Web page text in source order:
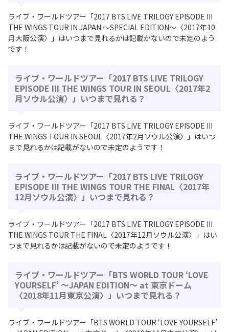
ライブ・ワールドツアー「2017 BTS LIVE TRILOGY EPISODE III
THE WINGS TOUR IN JAPAN ～SPECIAL EDITION～〈2017年10
月大阪公演〉」はいつまで見れるかは記載がないので未定のよう
です！
ライブ・ワールドツアー「2017 BTS LIVE TRILOGY
EPISODE III THE WINGS TOUR IN SEOUL〈2017年2
月ソウル公演〉」いつまで見れる？
ライブ・ワールドツアー「2017 BTS LIVE TRILOGY EPISODE III
THE WINGS TOUR IN SEOUL〈2017年2月ソウル公演〉」はいつ
まで見れるかは記載がないので未定のようです！
ライブ・ワールドツアー「2017 BTS LIVE TRILOGY
EPISODE III THE WINGS TOUR THE FINAL〈2017年
12月ソウル公演〉」いつまで見れる？
ライブ・ワールドツアー「2017 BTS LIVE TRILOGY EPISODE III
THE WINGS TOUR THE FINAL〈2017年12月ソウル公演〉」はい
つまで見れるかは記載がないので未定のようです！
ライブ・ワールドツアー「BTS WORLD TOUR ‘LOVE
YOURSELF’ ～JAPAN EDITION～ at 東京ドーム
〈2018年11月東京公演〉」いつまで見れる？
ライブ・ワールドツアー「BTS WORLD TOUR ‘LOVE YOURSELF’